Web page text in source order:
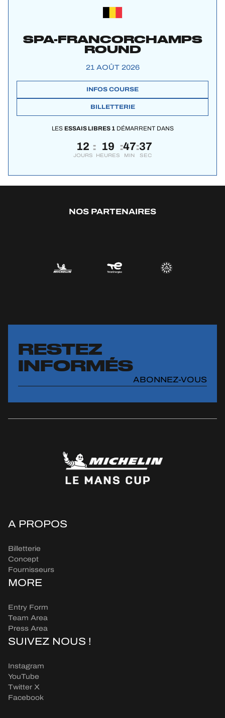
SPA-FRANCORCHAMPS
ROUND
21 AOÛT 2026
INFOS COURSE
BILLETTERIE
LES ESSAIS LIBRES 1DÉMARRENT DANS
12
JOURS
: 19
HEURES
:47
MIN
:37
SEC
NOS PARTENAIRES
RESTEZ
INFORMÉS
ABONNEZ-VOUS
A PROPOS
Billetterie
Concept
Fournisseurs
MORE
Entry Form
Team Area
Press Area
SUIVEZ NOUS !
Instagram
YouTube
Twitter X
Facebook